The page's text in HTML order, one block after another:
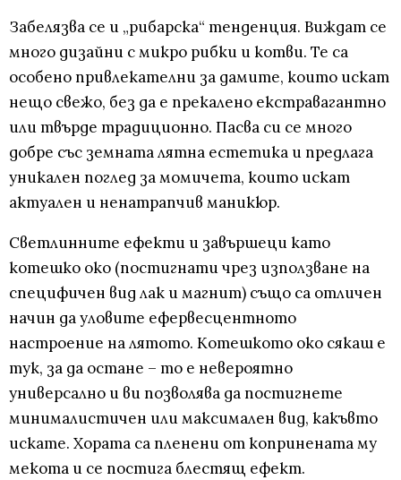
Забелязва се и „рибарска“ тенденция. Виждат се
много дизайни с микро рибки и котви. Те са
особено привлекателни за дамите, които искат
нещо свежо, без да е прекалено екстравагантно
или твърде традиционно. Пасва си се много
добре със земната лятна естетика и предлага
уникален поглед за момичета, които искат
актуален и ненатрапчив маникюр.
Светлинните ефекти и завършеци като
котешко око (постигнати чрез използване на
специфичен вид лак и магнит) също са отличен
начин да уловите ефервесцентното
настроение на лятото. Котешкото око сякаш е
тук, за да остане – то е невероятно
универсално и ви позволява да постигнете
минималистичен или максимален вид, какъвто
искате. Хората са пленени от копринената му
мекота и се постига блестящ ефект.